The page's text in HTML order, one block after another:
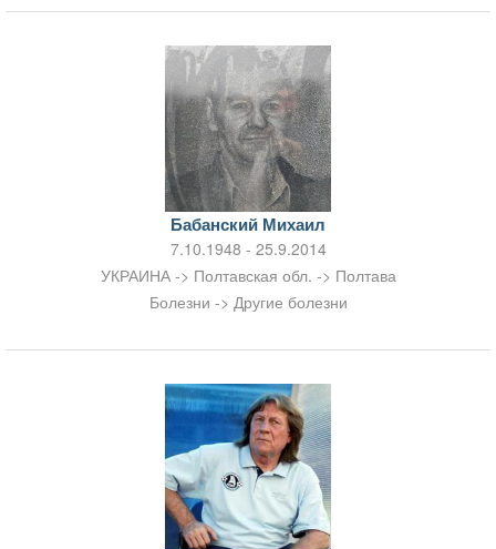
Бабанский Михаил
7.10.1948 - 25.9.2014
УКРАИНА -> Полтавская обл. -> Полтава
Болезни -> Другие болезни